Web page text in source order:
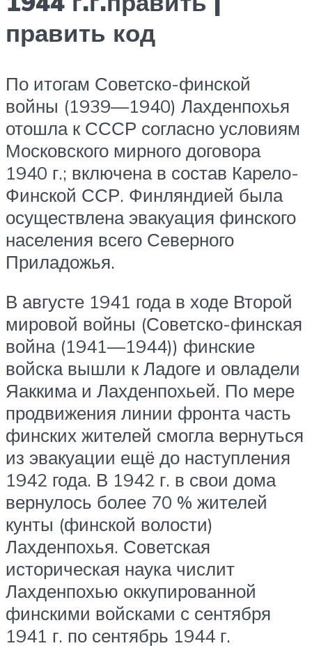
править код
По итогам Советско-финской
войны (1939—1940) Лахденпохья
отошла к СССР согласно условиям
Московского мирного договора
1940 г.; включена в состав Карело-
Финской ССР. Финляндией была
осуществлена эвакуация финского
населения всего Северного
Приладожья.
В августе 1941 года в ходе Второй
мировой войны (Советско-финская
война (1941—1944)) финские
войска вышли к Ладоге и овладели
Яаккима и Лахденпохьей. По мере
продвижения линии фронта часть
финских жителей смогла вернуться
из эвакуации ещё до наступления
1942 года. В 1942 г. в свои дома
вернулось более 70 % жителей
кунты (финской волости)
Лахденпохья. Советская
историческая наука числит
Лахденпохью оккупированной
финскими войсками с сентября
1941 г. по сентябрь 1944 г.